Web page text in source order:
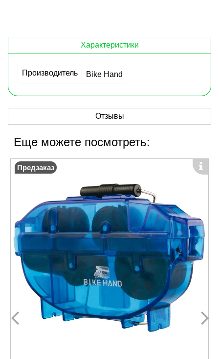
Характеристики
Производитель Bike Hand
Отзывы
Еще можете посмотреть:
Предзаказ